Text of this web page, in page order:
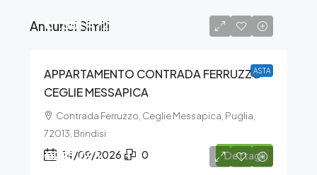
Annunci Simili
ASTA
€1.001.472
APPARTAMENTO CONTRADA FERRUZZO –
CEGLIE MESSAPICA
Contrada Ferruzzo, Ceglie Messapica, Puglia,
72013, Brindisi
14/09/2026 0 Dettagli
€295.098